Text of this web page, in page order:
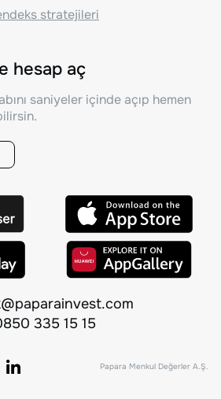
stratejileri
hesap aç
saniyeler içinde açıp hemen
335 15 15
Papara Menkul Değerler A.Ş.